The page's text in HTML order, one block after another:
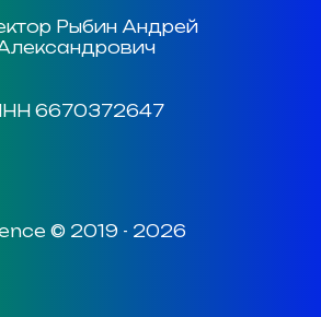
Рыбин Андрей
6670372647
© 2019 - 2026